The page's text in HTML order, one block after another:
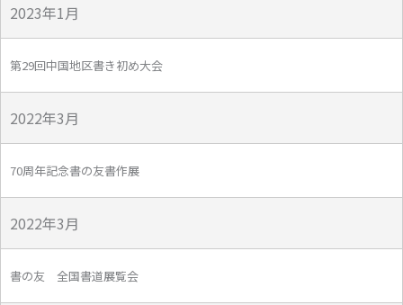
2023年1月
第29回中国地区書き初め大会
2022年3月
70周年記念書の友書作展
2022年3月
書の友 全国書道展覧会